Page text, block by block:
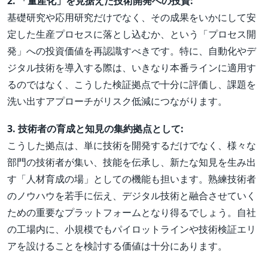
基礎研究や応用研究だけでなく、その成果をいかにして安
定した生産プロセスに落とし込むか、という「プロセス開
発」への投資価値を再認識すべきです。特に、自動化やデ
ジタル技術を導入する際は、いきなり本番ラインに適用す
るのではなく、こうした検証拠点で十分に評価し、課題を
洗い出すアプローチがリスク低減につながります。
3. 技術者の育成と知見の集約拠点として:
こうした拠点は、単に技術を開発するだけでなく、様々な
部門の技術者が集い、技能を伝承し、新たな知見を生み出
す「人材育成の場」としての機能も担います。熟練技術者
のノウハウを若手に伝え、デジタル技術と融合させていく
ための重要なプラットフォームとなり得るでしょう。自社
の工場内に、小規模でもパイロットラインや技術検証エリ
アを設けることを検討する価値は十分にあります。